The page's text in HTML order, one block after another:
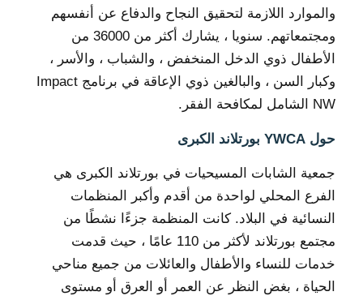
والموارد اللازمة لتحقيق النجاح والدفاع عن أنفسهم
ومجتمعاتهم. سنويا ، يشارك أكثر من 36000 من
الأطفال ذوي الدخل المنخفض ، والشباب ، والأسر ،
وكبار السن ، والبالغين ذوي الإعاقة في برنامج Impact
NW الشامل لمكافحة الفقر.
حول YWCA بورتلاند الكبرى
جمعية الشابات المسيحيات في بورتلاند الكبرى هي
الفرع المحلي لواحدة من أقدم وأكبر المنظمات
النسائية في البلاد. كانت المنظمة جزءًا نشطًا من
مجتمع بورتلاند لأكثر من 110 عامًا ، حيث قدمت
خدمات للنساء والأطفال والعائلات من جميع مناحي
الحياة ، بغض النظر عن العمر أو العرق أو مستوى